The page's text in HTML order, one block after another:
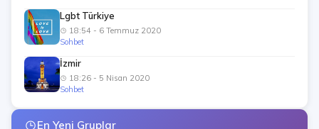
Lgbt Türkiye
18:54 - 6 Temmuz 2020
Sohbet
İzmir
18:26 - 5 Nisan 2020
Sohbet
En Yeni Gruplar